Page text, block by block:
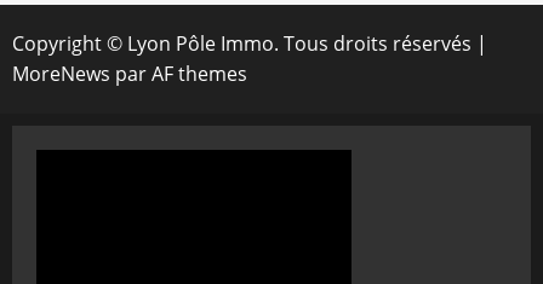
Copyright © Lyon Pôle Immo. Tous droits réservés |
MoreNews par AF themes